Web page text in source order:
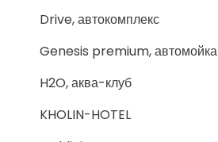
Drive, автокомплекс
Genesis premium, автомойка
H2O, аква-клуб
KHOLIN-HOTEL